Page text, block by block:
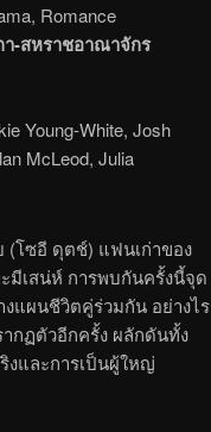
Romance
า-สหราชอาณาจักร
Young-White, Josh
McLeod, Julia
(โซอี ดุตช์) แฟนเก่าของ
มีเสน่ห์ การพบกันครั้งนี้จุด
แผนชีวิตคู่ร่วมกัน อย่างไร
กฏตัวอีกครั้ง ผลักดันทั้ง
งและการเป็นผู้ใหญ่